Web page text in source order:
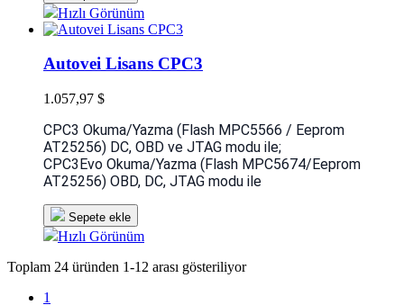
Hızlı Görünüm
Autovei Lisans CPC3
1.057,97 $
CPC3 Okuma/Yazma (Flash MPC5566 / Eeprom
AT25256) DC, OBD ve JTAG modu ile;
CPC3Evo Okuma/Yazma (Flash MPC5674/Eeprom
AT25256) OBD, DC, JTAG modu ile
Sepete ekle
Hızlı Görünüm
Toplam 24 üründen 1-12 arası gösteriliyor
1